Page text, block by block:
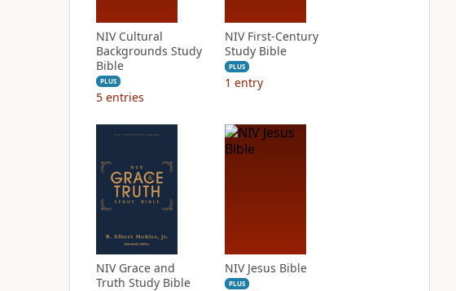
NIV Cultural
Backgrounds Study
Bible
PLUS
5 entries
NIV First-Century
Study Bible
PLUS
1 entry
NIV Grace and
Truth Study Bible
NIV Jesus Bible
PLUS